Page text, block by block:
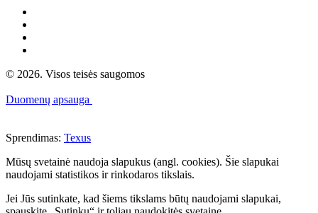
© 2026. Visos teisės saugomos
Duomenų apsauga
Sprendimas: Texus
Mūsų svetainė naudoja slapukus (angl. cookies). Šie slapukai
naudojami statistikos ir rinkodaros tikslais.
Jei Jūs sutinkate, kad šiems tikslams būtų naudojami slapukai,